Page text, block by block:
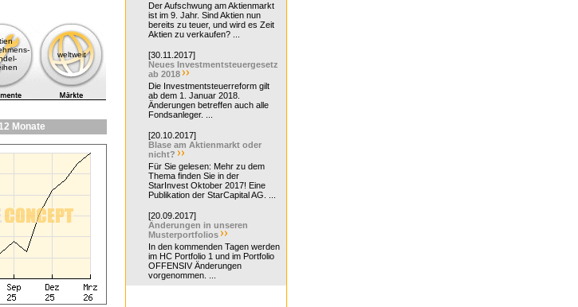
weltweit
Monate
Der Aufschwung am Aktienmarkt
ist im 9. Jahr. Sind Aktien nun
bereits zu teuer, und wird es Zeit
Aktien zu verkaufen? ...
[30.11.2017]
Neues Investmentsteuergesetz
ab 2018
Die Investmentsteuerreform gilt
ab dem 1. Januar 2018.
Änderungen betreffen auch alle
Fondsanleger. ...
[20.10.2017]
Blase am Aktienmarkt oder
nicht?
Für Sie gelesen: Mehr zu dem
Thema finden Sie in der
StarInvest Oktober 2017! Eine
Publikation der StarCapital AG. ...
[20.09.2017]
Änderungen in unseren
Musterportfolios
In den kommenden Tagen werden
im HC Portfolio 1 und im Portfolio
OFFENSIV Änderungen
vorgenommen. ...